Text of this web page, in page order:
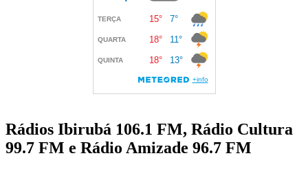
Rádios Ibirubá 106.1 FM, Rádio Cultura
99.7 FM e Rádio Amizade 96.7 FM